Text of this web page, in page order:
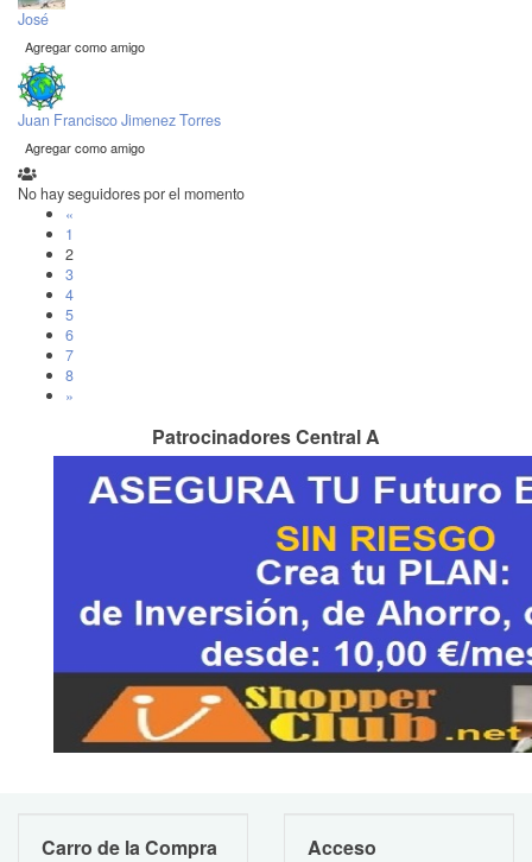
José
Agregar como amigo
Juan Francisco Jimenez Torres
Agregar como amigo
No hay seguidores por el momento
«
1
2
3
4
5
6
7
8
»
Patrocinadores Central A
Carro de la Compra Acceso